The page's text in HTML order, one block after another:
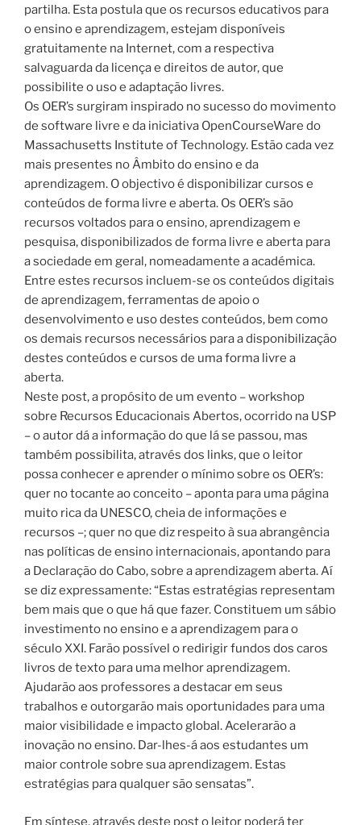
partilha. Esta postula que os recursos educativos para
o ensino e aprendizagem, estejam disponíveis
gratuitamente na Internet, com a respectiva
salvaguarda da licença e direitos de autor, que
possibilite o uso e adaptação livres.
Os OER’s surgiram inspirado no sucesso do movimento
de software livre e da iniciativa OpenCourseWare do
Massachusetts Institute of Technology. Estão cada vez
mais presentes no Âmbito do ensino e da
aprendizagem. O objectivo é disponibilizar cursos e
conteúdos de forma livre e aberta. Os OER’s são
recursos voltados para o ensino, aprendizagem e
pesquisa, disponibilizados de forma livre e aberta para
a sociedade em geral, nomeadamente a académica.
Entre estes recursos incluem-se os conteúdos digitais
de aprendizagem, ferramentas de apoio o
desenvolvimento e uso destes conteúdos, bem como
os demais recursos necessários para a disponibilização
destes conteúdos e cursos de uma forma livre a
aberta.
Neste post, a propósito de um evento – workshop
sobre Recursos Educacionais Abertos, ocorrido na USP
– o autor dá a informação do que lá se passou, mas
também possibilita, através dos links, que o leitor
possa conhecer e aprender o mínimo sobre os OER’s:
quer no tocante ao conceito – aponta para uma página
muito rica da UNESCO, cheia de informações e
recursos –; quer no que diz respeito à sua abrangência
nas políticas de ensino internacionais, apontando para
a Declaração do Cabo, sobre a aprendizagem aberta. Aí
se diz expressamente: “Estas estratégias representam
bem mais que o que há que fazer. Constituem um sábio
investimento no ensino e a aprendizagem para o
século XXI. Farão possível o redirigir fundos dos caros
livros de texto para uma melhor aprendizagem.
Ajudarão aos professores a destacar em seus
trabalhos e outorgarão mais oportunidades para uma
maior visibilidade e impacto global. Acelerarão a
inovação no ensino. Dar-lhes-á aos estudantes um
maior controle sobre sua aprendizagem. Estas
estratégias para qualquer são sensatas”.
Em síntese, através deste post o leitor poderá ter